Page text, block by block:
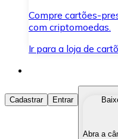
Compre cartões-
com criptomoedas.
Ir para a loja de
Comprar
Compre as
Cadastrar Entrar
Abra a